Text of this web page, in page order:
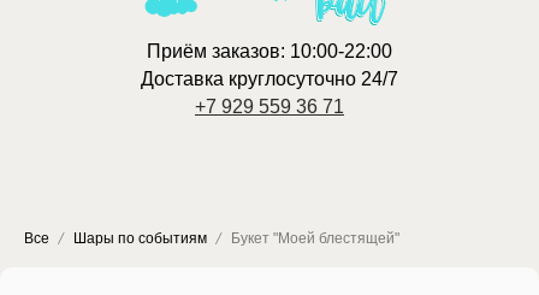
Приём заказов: 10:00-22:00
Доставка круглосуточно 24/7
+7 929 559 36 71
Все Шары по событиям Букет "Моей блестящей"